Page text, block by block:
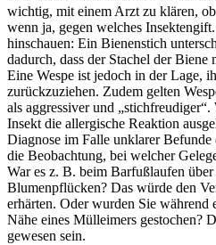
wichtig, mit einem Arzt zu klären,
wenn ja, gegen welches
hinschauen: Ein Bienenstich
dadurch, dass der Stachel der
Eine Wespe ist jedoch in der Lage,
zurückzuziehen. Zudem gelten
als aggressiver und
Insekt die allergische Reaktion
Diagnose im Falle unklarer
die Beobachtung, bei welcher
War es z. B. beim Barfußlaufen
Blumenpflücken? Das würde den
erhärten. Oder wurden Sie
Nähe eines Mülleimers gestochen?
gewesen sein.